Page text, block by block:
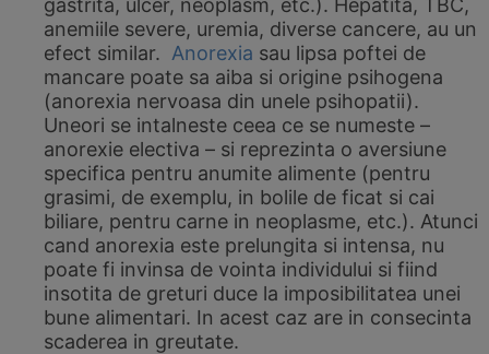
gastrita, ulcer, neoplasm, etc.). Hepatita, TBC,
anemiile severe, uremia, diverse cancere, au un
efect similar. Anorexia sau lipsa poftei de
mancare poate sa aiba si origine psihogena
(anorexia nervoasa din unele psihopatii).
Uneori se intalneste ceea ce se numeste –
anorexie electiva – si reprezinta o aversiune
specifica pentru anumite alimente (pentru
grasimi, de exemplu, in bolile de ficat si cai
biliare, pentru carne in neoplasme, etc.). Atunci
cand anorexia este prelungita si intensa, nu
poate fi invinsa de vointa individului si fiind
insotita de greturi duce la imposibilitatea unei
bune alimentari. In acest caz are in consecinta
scaderea in greutate.